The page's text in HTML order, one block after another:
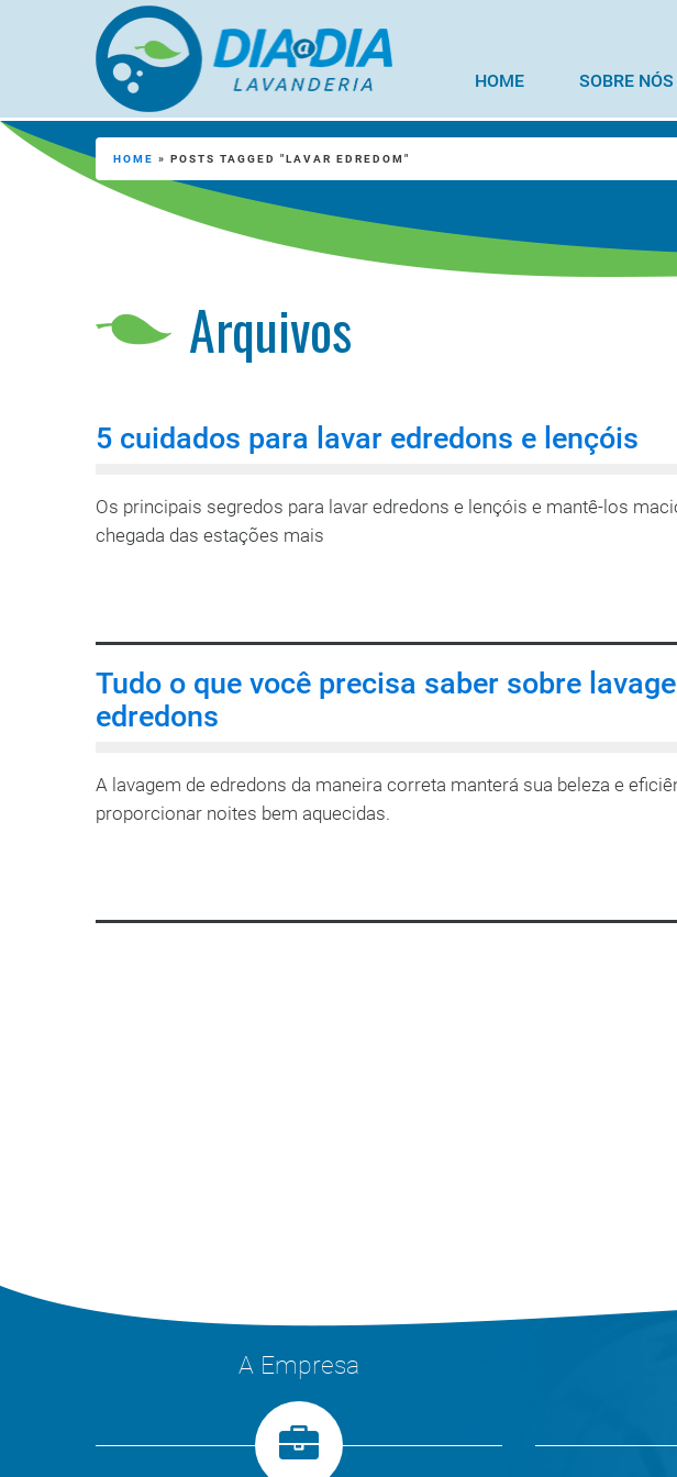
HOME SOBRE NÓS
Arquivos
HOME » POSTS TAGGED "LAVAR EDREDOM"
5 cuidados para lavar edredons e lençóis
Os principais segredos para lavar edredons e lençóis e mantê-los
chegada das estações mais
Tudo o que você precisa saber sobre
edredons
A lavagem de edredons da maneira correta manterá sua beleza e
proporcionar noites bem aquecidas.
A Empresa